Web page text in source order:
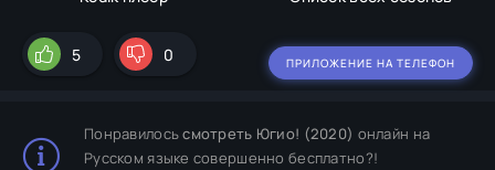
5 0 ПРИЛОЖЕНИЕ НА ТЕЛЕФОН
Понравилосьсмотреть Югио! (2020) онлайн на
Русском языке совершенно бесплатно?!